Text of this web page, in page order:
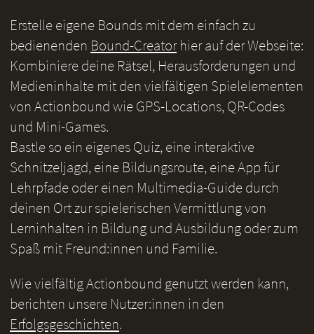
Erstelle eigene Bounds mit dem einfach zu
bedienenden Bound-Creatorhier auf der Webseite:
Kombiniere deine Rätsel, Herausforderungen und
Medieninhalte mit den vielfältigen Spielelementen
von Actionbound wie GPS-Locations, QR-Codes
und Mini-Games.
Bastle so ein eigenes Quiz, eine interaktive
Schnitzeljagd, eine Bildungsroute, eine App für
Lehrpfade oder einen Multimedia-Guide durch
deinen Ort zur spielerischen Vermittlung von
Lerninhalten in Bildung und Ausbildung oder zum
Spaß mit Freund:innen und Familie.
Wie vielfältig Actionbound genutzt werden kann,
berichten unsere Nutzer:innen in den
Erfolgsgeschichten.